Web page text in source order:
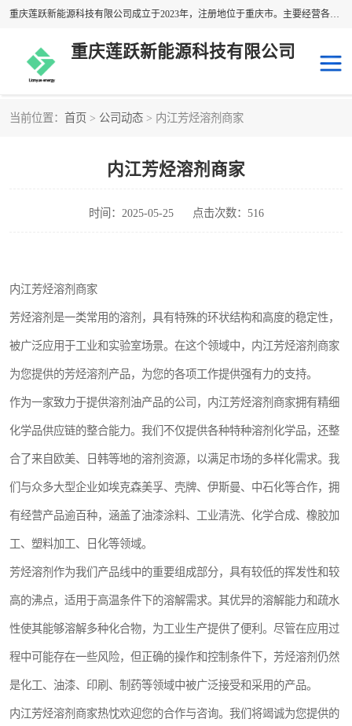
重庆莲跃新能源科技有限公司成立于2023年，注册地位于重庆市。主要经营各种溶剂油产品；经营范围包括：专业保洁、清洗、消毒服务，化工产品销售，建筑装饰材料销售，日用百货销售，橡胶制品销售，塑料制品销售，金属材料销售，五金产品零售，电工仪器仪表销售，通讯设备销售，办公用品销售，电子产品销售，石油制品销售，润滑油销售，技术进出口，货物进出口，电子元器件与机电组件设备销售等。
重庆莲跃新能源科技有限公司
当前位置： 首页 > 公司动态 > 内江芳烃溶剂商家
内江芳烃溶剂商家
时间：2025-05-25 点击次数：516
内江芳烃溶剂商家
芳烃溶剂是一类常用的溶剂，具有特殊的环状结构和高度的稳定性，
被广泛应用于工业和实验室场景。在这个领域中，内江芳烃溶剂商家
为您提供的芳烃溶剂产品，为您的各项工作提供强有力的支持。
作为一家致力于提供溶剂油产品的公司，内江芳烃溶剂商家拥有精细
化学品供应链的整合能力。我们不仅提供各种特种溶剂化学品，还整
合了来自欧美、日韩等地的溶剂资源，以满足市场的多样化需求。我
们与众多大型企业如埃克森美孚、壳牌、伊斯曼、中石化等合作，拥
有经营产品逾百种，涵盖了油漆涂料、工业清洗、化学合成、橡胶加
工、塑料加工、日化等领域。
芳烃溶剂作为我们产品线中的重要组成部分，具有较低的挥发性和较
高的沸点，适用于高温条件下的溶解需求。其优异的溶解能力和疏水
性使其能够溶解多种化合物，为工业生产提供了便利。尽管在应用过
程中可能存在一些风险，但正确的操作和控制条件下，芳烃溶剂仍然
是化工、油漆、印刷、制药等领域中被广泛接受和采用的产品。
内江芳烃溶剂商家热忱欢迎您的合作与咨询。我们将竭诚为您提供的
韩国GS异构烷烃 国产异构烷烃
埃克森美孚异构烷烃 壳牌异构烷烃
国产脱芳烃
芳烃溶剂 美孚芳烃
国产芳烃 工业清洗剂
粉末清洗剂 稀释剂
萃取剂